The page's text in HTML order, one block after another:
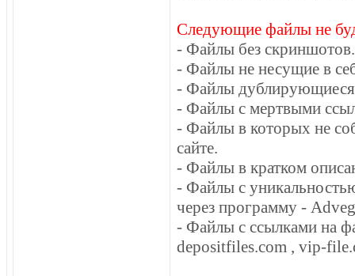
Следующие файлы не
- Файлы без скриншотов.
- Файлы не несущие в
- Файлы
- Файлы с мертвыми
- Файлы в которых не
сайте.
- Файлы в кратком
- Файлы с
через программу -
- Файлы с ссылками на
depositfiles.com , vip-